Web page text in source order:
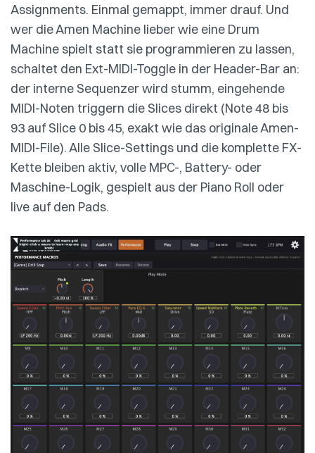
Assignments. Einmal gemappt, immer drauf. Und
wer die Amen Machine lieber wie eine Drum
Machine spielt statt sie programmieren zu lassen,
schaltet den Ext-MIDI-Toggle in der Header-Bar an:
der interne Sequenzer wird stumm, eingehende
MIDI-Noten triggern die Slices direkt (Note 48 bis
93 auf Slice 0 bis 45, exakt wie das originale Amen-
MIDI-File). Alle Slice-Settings und die komplette FX-
Kette bleiben aktiv, volle MPC-, Battery- oder
Maschine-Logik, gespielt aus der Piano Roll oder
live auf den Pads.